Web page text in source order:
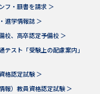
フ・願書を請求 ＞
進学情報誌 ＞
校、高卒認定予備校 ＞
テスト「受験上の配慮案内」
格認定試験 ＞
報）教員資格認定試験 ＞